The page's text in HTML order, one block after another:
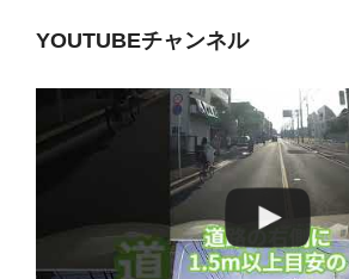
YOUTUBEチャンネル